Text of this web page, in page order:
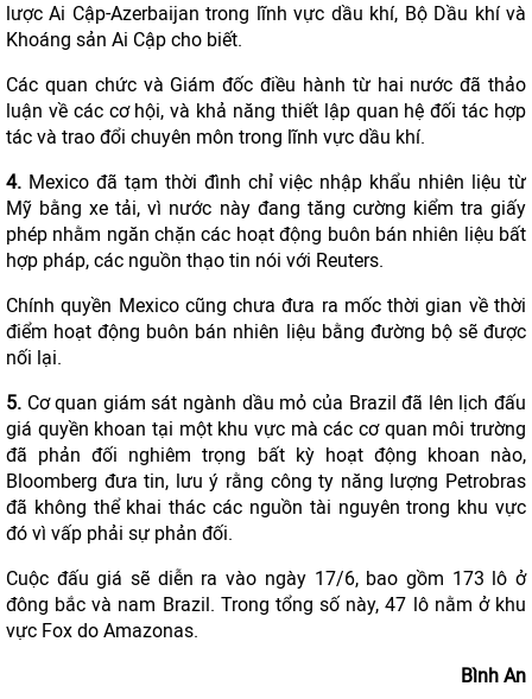
lược Ai Cập-Azerbaijan trong lĩnh vực dầu khí, Bộ Dầu khí và
Khoáng sản Ai Cập cho biết.
Các quan chức và Giám đốc điều hành từ hai nước đã thảo
luận về các cơ hội, và khả năng thiết lập quan hệ đối tác hợp
tác và trao đổi chuyên môn trong lĩnh vực dầu khí.
4. Mexico đã tạm thời đình chỉ việc nhập khẩu nhiên liệu từ
Mỹ bằng xe tải, vì nước này đang tăng cường kiểm tra giấy
phép nhằm ngăn chặn các hoạt động buôn bán nhiên liệu bất
hợp pháp, các nguồn thạo tin nói với Reuters.
Chính quyền Mexico cũng chưa đưa ra mốc thời gian về thời
điểm hoạt động buôn bán nhiên liệu bằng đường bộ sẽ được
nối lại.
5. Cơ quan giám sát ngành dầu mỏ của Brazil đã lên lịch đấu
giá quyền khoan tại một khu vực mà các cơ quan môi trường
đã phản đối nghiêm trọng bất kỳ hoạt động khoan nào,
Bloomberg đưa tin, lưu ý rằng công ty năng lượng Petrobras
đã không thể khai thác các nguồn tài nguyên trong khu vực
đó vì vấp phải sự phản đối.
Cuộc đấu giá sẽ diễn ra vào ngày 17/6, bao gồm 173 lô ở
đông bắc và nam Brazil. Trong tổng số này, 47 lô nằm ở khu
vực Fox do Amazonas.
Bình An